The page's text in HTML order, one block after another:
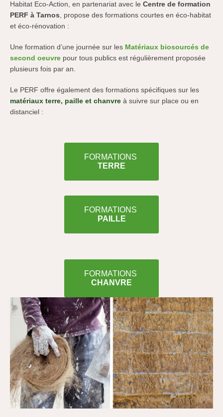
Habitat Eco-Action, en partenariat avec le Centre de formation
PERF à Tarnos, propose des formations courtes en éco-habitat
et éco-rénovation :
Une formation d’une journée sur les Matériaux biosourcés de
second oeuvre pour tous publics est régulièrement proposée
plusieurs fois par an.
Le PERF offre également des formations spécifiques sur les
matériaux terre, paille et chanvre à suivre sur place ou en
distanciel :
FORMATIONS
TERRE
FORMATIONS
PAILLE
FORMATIONS
CHANVRE